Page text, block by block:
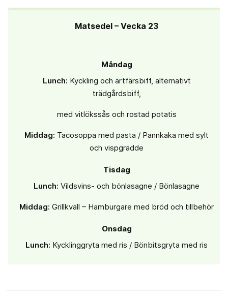
Matsedel – Vecka 23
Måndag
Lunch: Kyckling och ärtfärsbiff, alternativt
trädgårdsbiff,
med vitlökssås och rostad potatis
Middag: Tacosoppa med pasta / Pannkaka med sylt
och vispgrädde
Tisdag
Lunch: Vildsvins- och bönlasagne / Bönlasagne
Middag: Grillkväll – Hamburgare med bröd och tillbehör
Onsdag
Lunch: Kycklinggryta med ris / Bönbitsgryta med ris